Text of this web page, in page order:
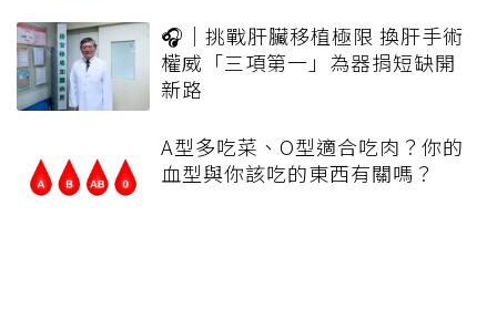
🎧｜挑戰肝臟移植極限 換肝手術
權威「三項第一」為器捐短缺開
新路
A型多吃菜、O型適合吃肉？你的
血型與你該吃的東西有關嗎？